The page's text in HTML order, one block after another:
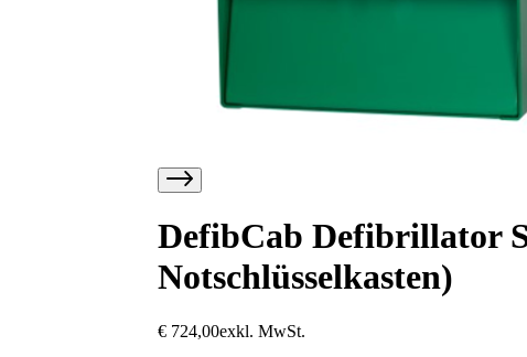
DefibCab Defibrillator
Notschlüsselkasten)
€ 724,00exkl. MwSt.